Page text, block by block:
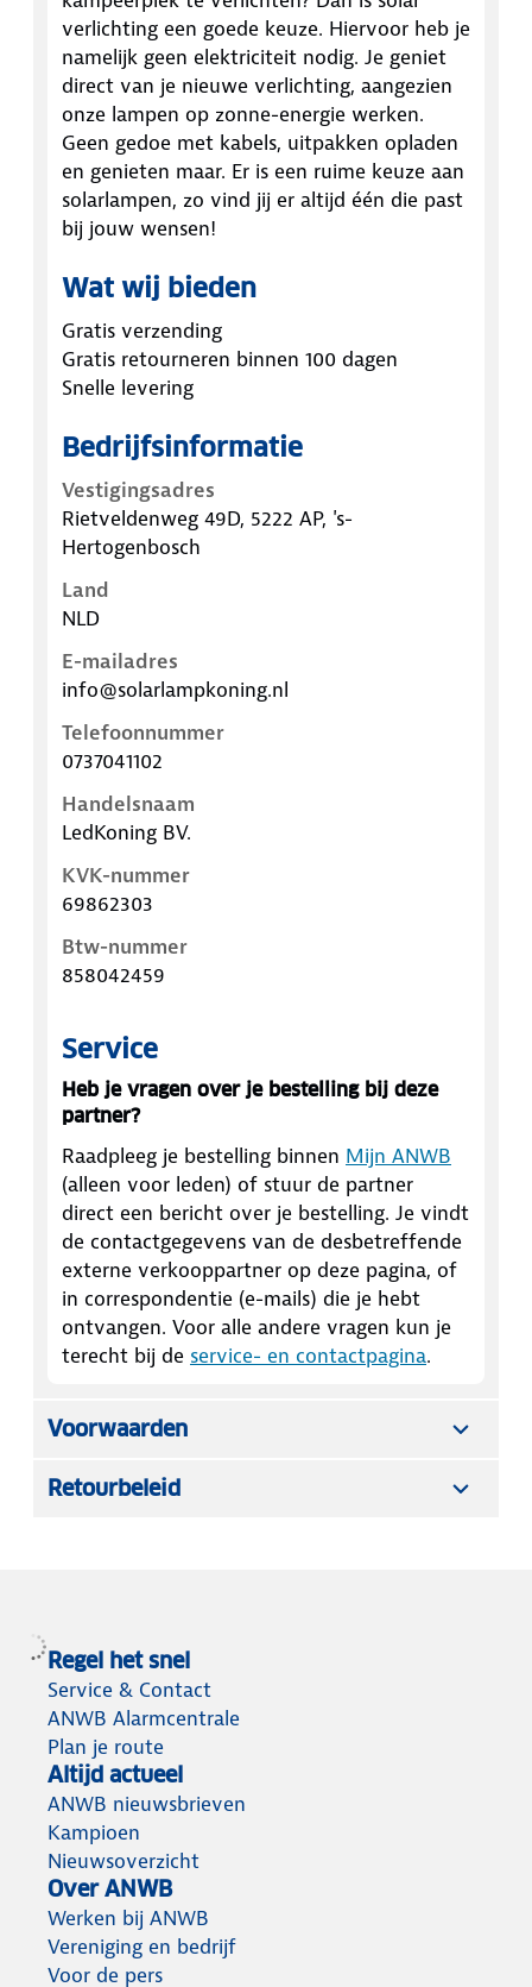
verlichting een goede keuze. Hiervoor heb je
namelijk geen elektriciteit nodig. Je geniet
direct van je nieuwe verlichting, aangezien
onze lampen op zonne-energie werken.
Geen gedoe met kabels, uitpakken opladen
en genieten maar. Er is een ruime keuze aan
solarlampen, zo vind jij er altijd één die past
bij jouw wensen!
Wat wij bieden
Gratis verzending
Gratis retourneren binnen 100 dagen
Snelle levering
Bedrijfsinformatie
Vestigingsadres
Rietveldenweg 49D, 5222 AP, 's-
Hertogenbosch
Land
NLD
E-mailadres
info@solarlampkoning.nl
Telefoonnummer
0737041102
Handelsnaam
LedKoning BV.
KVK-nummer
69862303
Btw-nummer
858042459
Service
Heb je vragen over je bestelling bij deze
partner?
Raadpleeg je bestelling binnen Mijn ANWB
(alleen voor leden) of stuur de partner
direct een bericht over je bestelling. Je vindt
de contactgegevens van de desbetreffende
externe verkooppartner op deze pagina, of
in correspondentie (e-mails) die je hebt
ontvangen. Voor alle andere vragen kun je
terecht bij de service- en contactpagina.
Voorwaarden
Retourbeleid
Regel het snel
Service & Contact
ANWB Alarmcentrale
Plan je route
Altijd actueel
ANWB nieuwsbrieven
Kampioen
Nieuwsoverzicht
Over ANWB
Werken bij ANWB
Vereniging en bedrijf
Voor de pers